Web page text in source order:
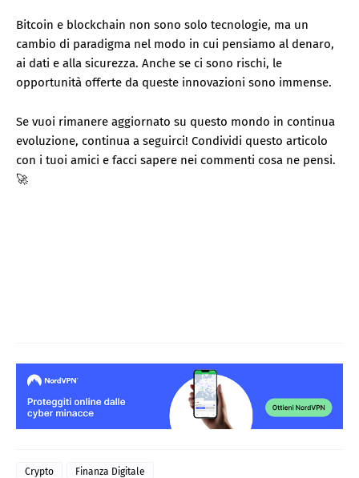
Bitcoin e blockchain non sono solo tecnologie, ma un
cambio di paradigma nel modo in cui pensiamo al denaro,
ai dati e alla sicurezza. Anche se ci sono rischi, le
opportunità offerte da queste innovazioni sono immense.
Se vuoi rimanere aggiornato su questo mondo in continua
evoluzione, continua a seguirci! Condividi questo articolo
con i tuoi amici e facci sapere nei commenti cosa ne pensi.
🚀
Crypto Finanza Digitale